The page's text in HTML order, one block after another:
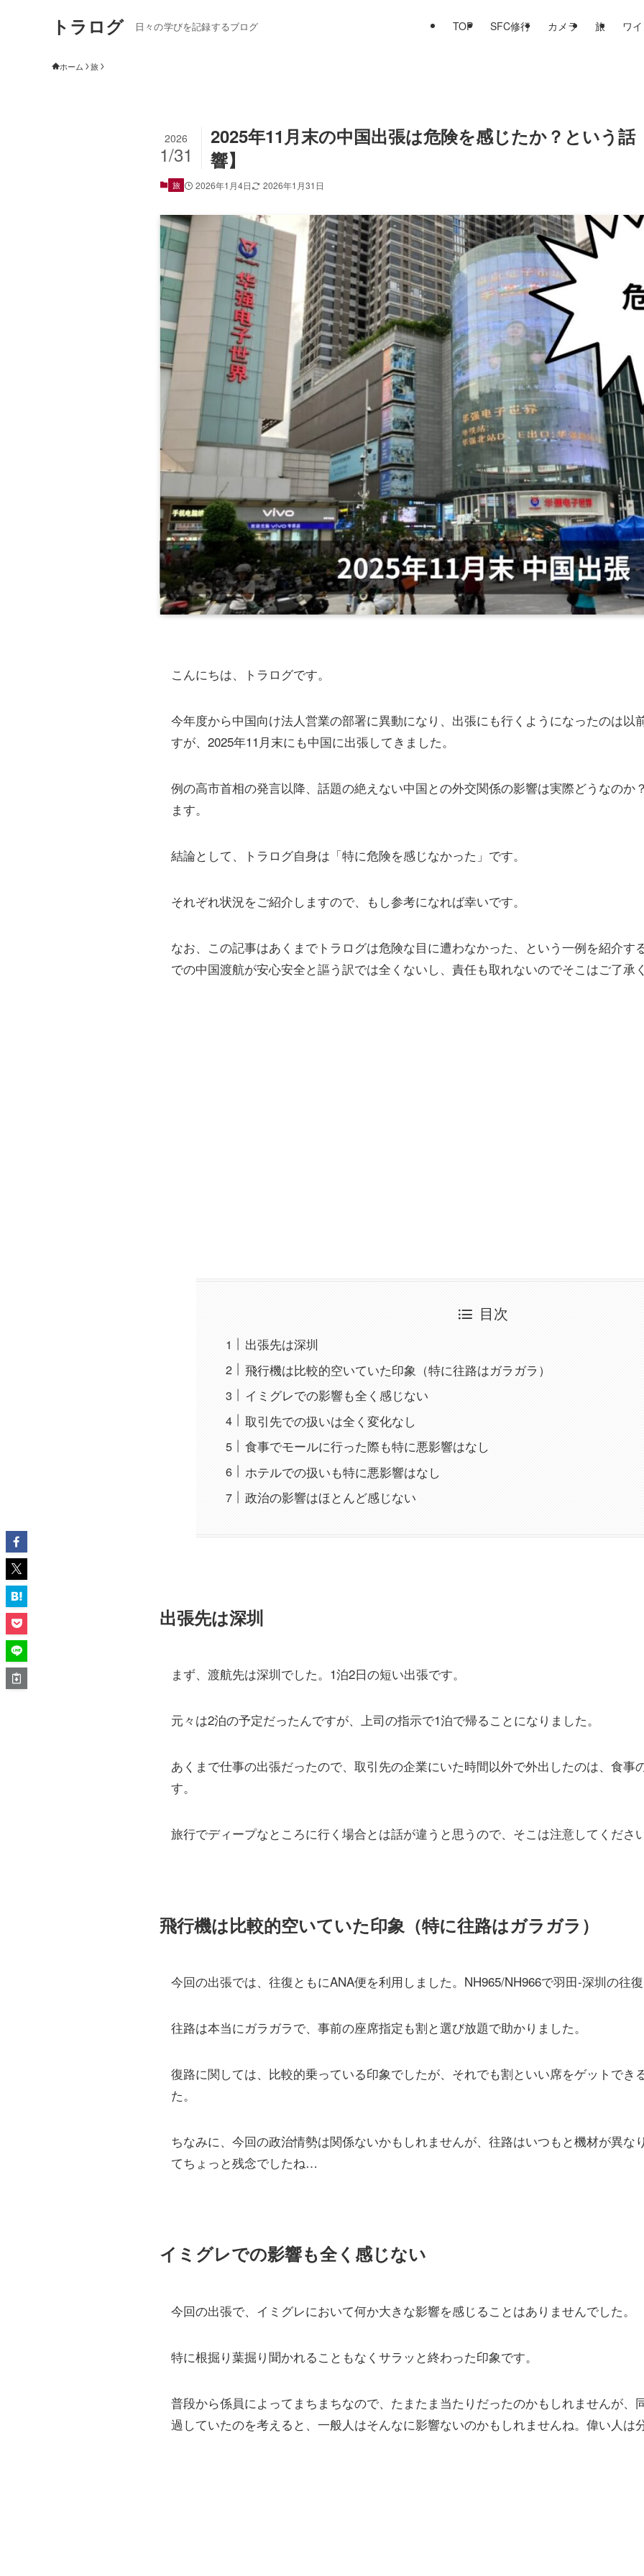
トラログ 日々の学びを記録するブログ TOP SFC修行 カメラ 旅 ワ
ホーム 旅
2025年11月末の中国出張は危険を感じたか？という話
響】
2026
1/31
旅 2026年1月4日 2026年1月31日
こんにちは、トラログです。
今年度から中国向け法人営業の部署に異動になり、出張にも行くようになったのは以
すが、2025年11月末にも中国に出張してきました。
例の高市首相の発言以降、話題の絶えない中国との外交関係の影響は実際どうなのか
ます。
結論として、トラログ自身は「特に危険を感じなかった」です。
それぞれ状況をご紹介しますので、もし参考になれば幸いです。
なお、この記事はあくまでトラログは危険な目に遭わなかった、という一例を紹介す
での中国渡航が安心安全と謳う訳では全くないし、責任も取れないのでそこはご了承
目次
出張先は深圳
飛行機は比較的空いていた印象（特に往路はガラガラ）
イミグレでの影響も全く感じない
取引先での扱いは全く変化なし
食事でモールに行った際も特に悪影響はなし
ホテルでの扱いも特に悪影響はなし
政治の影響はほとんど感じない
出張先は深圳
まず、渡航先は深圳でした。1泊2日の短い出張です。
元々は2泊の予定だったんですが、上司の指示で1泊で帰ることになりました。
あくまで仕事の出張だったので、取引先の企業にいた時間以外で外出したのは、食事
す。
旅行でディープなところに行く場合とは話が違うと思うので、そこは注意してください
飛行機は比較的空いていた印象（特に往路はガラガラ）
今回の出張では、往復ともにANA便を利用しました。NH965/NH966で羽田-深圳の往復
往路は本当にガラガラで、事前の座席指定も割と選び放題で助かりました。
復路に関しては、比較的乗っている印象でしたが、それでも割といい席をゲットでき
た。
ちなみに、今回の政治情勢は関係ないかもしれませんが、往路はいつもと機材が異な
てちょっと残念でしたね…
イミグレでの影響も全く感じない
今回の出張で、イミグレにおいて何か大きな影響を感じることはありませんでした。
特に根掘り葉掘り聞かれることもなくサラッと終わった印象です。
普段から係員によってまちまちなので、たまたま当たりだったのかもしれませんが、
過していたのを考えると、一般人はそんなに影響ないのかもしれませんね。偉い人は